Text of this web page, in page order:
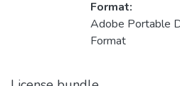
Format:
Adobe Portable
Format